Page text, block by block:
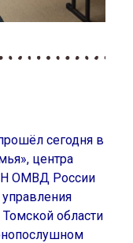
сегодня в
центра
ОМВД России
области